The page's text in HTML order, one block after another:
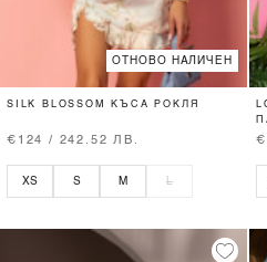
ОТНОВО НАЛИЧЕН
SILK BLOSSOM КЪСА РОКЛЯ
€124 / 242.52 ЛВ.
XS S M L